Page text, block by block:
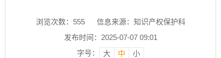
浏览次数： 555
信息来源：知识产权保护科
发布时间：2025-07-07 09:01
字号：
大 中 小